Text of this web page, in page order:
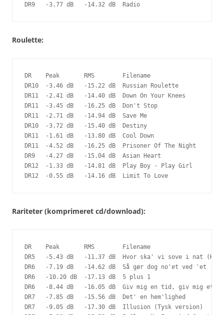
DR9   -3.77 dB   -14.32 dB  Radio
Roulette:
DR    Peak       RMS        Filename
DR10  -3.46 dB   -15.22 dB  Russian Roulette
DR11  -2.41 dB   -14.40 dB  Down On Your Knees
DR11  -3.45 dB   -16.25 dB  Don't Stop
DR11  -2.71 dB   -14.94 dB  Save Me
DR10  -3.72 dB   -15.40 dB  Destiny
DR11  -1.61 dB   -13.80 dB  Cool Down
DR11  -4.52 dB   -16.25 dB  Prisoner Of The Night
DR9   -4.27 dB   -15.04 dB  Asian Heart
DR12  -1.33 dB   -14.81 dB  Play Boy - Play Girl
DR12  -0.55 dB   -14.16 dB  Limit To Love
Rariteter (komprimeret cd/download):
DR    Peak       RMS        Filename
DR5   -5.43 dB   -11.37 dB  Hvor ska' vi sove i nat
DR6   -7.19 dB   -14.62 dB  Så gør dog no'et ved 'et
DR6   -10.20 dB  -17.13 dB  5 plus 1
DR6   -8.44 dB   -16.05 dB  Giv mig en tid, giv mig et
DR7   -7.85 dB   -15.56 dB  Det' en hem'lighed
DR7   -9.05 dB   -17.30 dB  Illusion (Tysk version)